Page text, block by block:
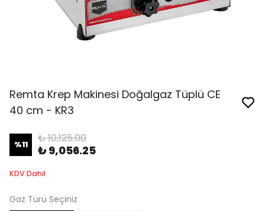
Remta Krep Makinesi Doğalgaz Tüplü CE
40 cm - KR3
%11 ₺ 10,125.00
₺ 9,056.25
KDV Dahil
Gaz Türü Seçiniz